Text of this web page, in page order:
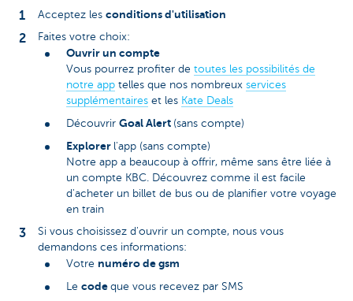
Acceptez les conditions d'utilisation
Faites votre choix:
Ouvrir un compte
Vous pourrez profiter de toutes les possibilités de
notre app telles que nos nombreux services
supplémentaires et les Kate Deals
Découvrir Goal Alert (sans compte)
Explorer l'app (sans compte)
Notre app a beaucoup à offrir, même sans être liée à
un compte KBC. Découvrez comme il est facile
d'acheter un billet de bus ou de planifier votre voyage
en train
Si vous choisissez d'ouvrir un compte, nous vous
demandons ces informations:
Votre numéro de gsm
Le code que vous recevez par SMS